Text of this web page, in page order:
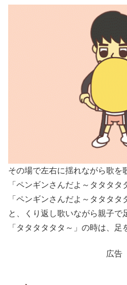
その場で左右に揺れながら歌を
「ペンギンさんだよ～タタタタ
「ペンギンさんだよ～タタタタ
と、くり返し歌いながら親子で
「タタタタタタ～」の時は、足
広告